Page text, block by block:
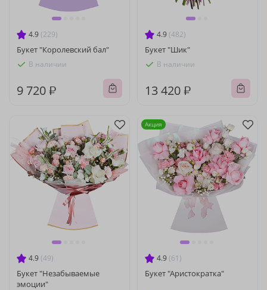
4.9 (229)
Букет "Королевский бал"
В наличии
9 720 ₽
4.9 (482)
Букет "Шик"
В наличии
13 420 ₽
4.9 (49)
Букет "Незабываемые
эмоции"
4.9 (61)
Букет "Аристократка"
Акция